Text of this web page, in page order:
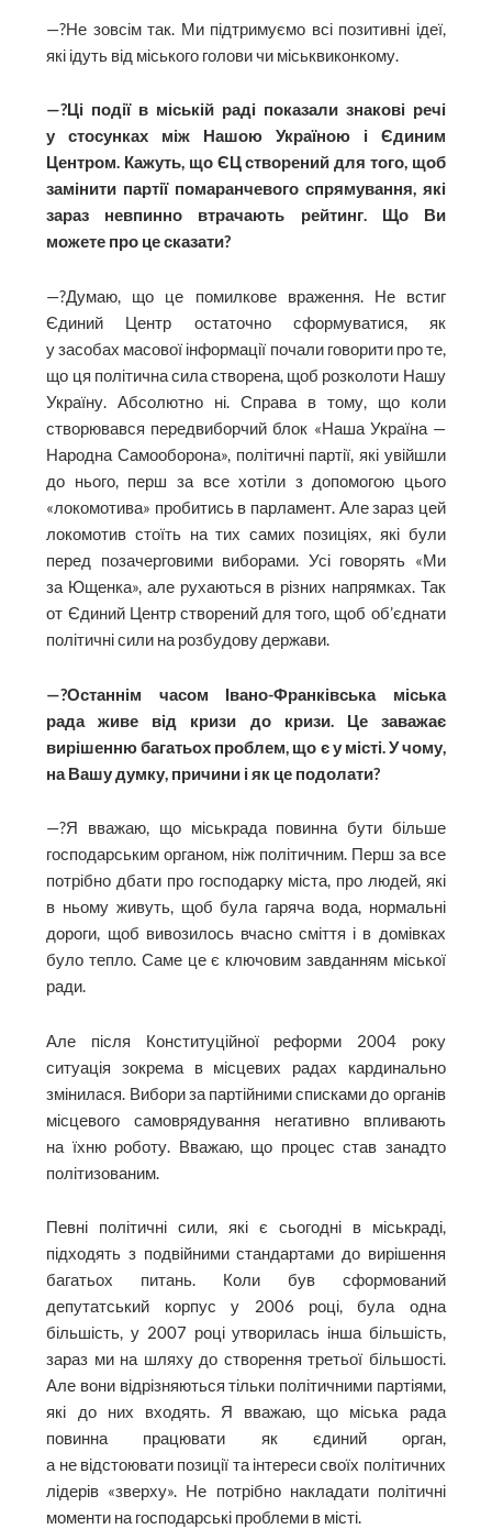
—?Не зовсім так. Ми підтримуємо всі позитивні ідеї,
які ідуть від міського голови чи міськвиконкому.
—?Ці події в міській раді показали знакові речі
у стосунках між Нашою Україною і Єдиним
Центром. Кажуть, що ЄЦ створений для того, щоб
замінити партії помаранчевого спрямування, які
зараз невпинно втрачають рейтинг. Що Ви
можете про це сказати?
—?Думаю, що це помилкове враження. Не встиг
Єдиний Центр остаточно сформуватися, як
у засобах масової інформації почали говорити про те,
що ця політична сила створена, щоб розколоти Нашу
Україну. Абсолютно ні. Справа в тому, що коли
створювався передвиборчий блок «Наша Україна —
Народна Самооборона», політичні партії, які увійшли
до нього, перш за все хотіли з допомогою цього
«локомотива» пробитись в парламент. Але зараз цей
локомотив стоїть на тих самих позиціях, які були
перед позачерговими виборами. Усі говорять «Ми
за Ющенка», але рухаються в різних напрямках. Так
от Єдиний Центр створений для того, щоб об’єднати
політичні сили на розбудову держави.
—?Останнім часом Івано-Франківська міська
рада живе від кризи до кризи. Це заважає
вирішенню багатьох проблем, що є у місті. У чому,
на Вашу думку, причини і як це подолати?
—?Я вважаю, що міськрада повинна бути більше
господарським органом, ніж політичним. Перш за все
потрібно дбати про господарку міста, про людей, які
в ньому живуть, щоб була гаряча вода, нормальні
дороги, щоб вивозилось вчасно сміття і в домівках
було тепло. Саме це є ключовим завданням міської
ради.
Але після Конституційної реформи 2004 року
ситуація зокрема в місцевих радах кардинально
змінилася. Вибори за партійними списками до органів
місцевого самоврядування негативно впливають
на їхню роботу. Вважаю, що процес став занадто
політизованим.
Певні політичні сили, які є сьогодні в міськраді,
підходять з подвійними стандартами до вирішення
багатьох питань. Коли був сформований
депутатський корпус у 2006 році, була одна
більшість, у 2007 році утворилась інша більшість,
зараз ми на шляху до створення третьої більшості.
Але вони відрізняються тільки політичними партіями,
які до них входять. Я вважаю, що міська рада
повинна працювати як єдиний орган,
а не відстоювати позиції та інтереси своїх політичних
лідерів «зверху». Не потрібно накладати політичні
моменти на господарські проблеми в місті.